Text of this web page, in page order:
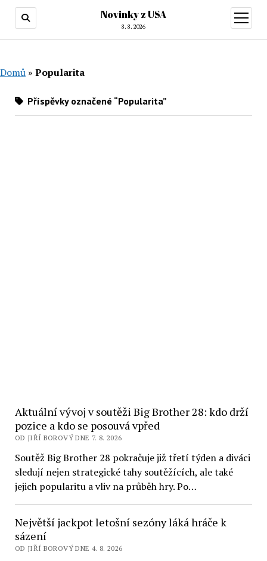
Novinky z USA
8. 8. 2026
otevřít
menu
Domů » Popularita
Příspěvky označené “Popularita”
Aktuální vývoj v soutěži Big Brother 28: kdo drží
pozice a kdo se posouvá vpřed
OD JIŘÍ BOROVÝ DNE 7. 8. 2026
Soutěž Big Brother 28 pokračuje již třetí týden a diváci
sledují nejen strategické tahy soutěžících, ale také
jejich popularitu a vliv na průběh hry. Po…
Největší jackpot letošní sezóny láká hráče k
sázení
OD JIŘÍ BOROVÝ DNE 4. 8. 2026